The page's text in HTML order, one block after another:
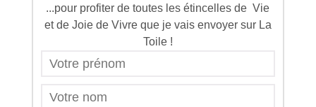
...pour profiter de toutes les étincelles de Vie
et de Joie de Vivre que je vais envoyer sur La
Toile !